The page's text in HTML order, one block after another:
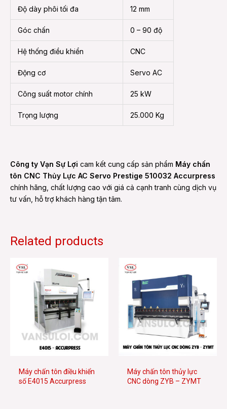
Độ dày phôi tối đa 12 mm
Góc chấn 0 – 90 độ
Hệ thống điều khiển CNC
Động cơ Servo AC
Công suất motor chính 25 kW
Trọng lượng 25.000 Kg
Công ty Vạn Sự Lợi cam kết cung cấp sản phẩm Máy chấn
tôn CNC Thủy Lực AC Servo Prestige 510032 Accurpress
chính hãng, chất lượng cao với giá cả cạnh tranh cùng dịch vụ
tư vấn, hỗ trợ khách hàng tận tâm.
Related products
Máy chấn tôn điều khiển
số E4015 Accurpress
Máy chấn tôn thủy lực
CNC dòng ZYB – ZYMT